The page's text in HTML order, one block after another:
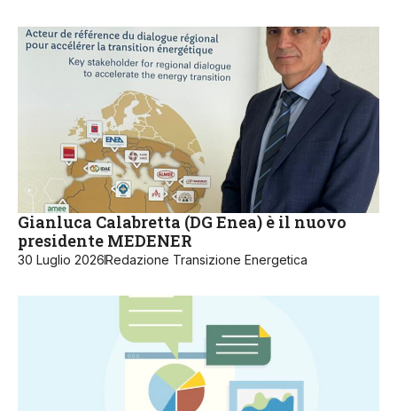
Gianluca Calabretta (DG Enea) è il nuovo
presidente MEDENER
30 Luglio 2026Redazione Transizione Energetica